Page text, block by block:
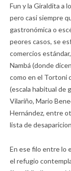
Fun y la Giraldita a
pero casi siempre
gastronómica o
peores casos, se
comercios
Nambá (donde
como en el Tortoni
(escala habitual de
Vilariño, Mario
Hernández, entre
lista de
En ese filo entre lo
el refugio